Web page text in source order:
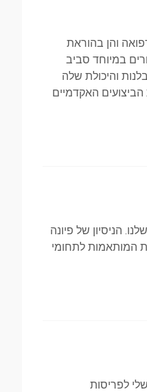
והן בהוראת
במיוחד סביב
והיכולת שלה
האקדמיים
הניסיון של פיונה
המותאמות לתחומי
לפריסות